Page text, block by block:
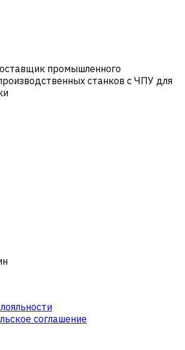
промышленного
станков с ЧПУ для
соглашение